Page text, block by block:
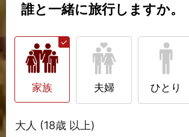
誰と一緒に旅行しますか。
家族 夫婦 ひとり
大人 (18歳 以上)